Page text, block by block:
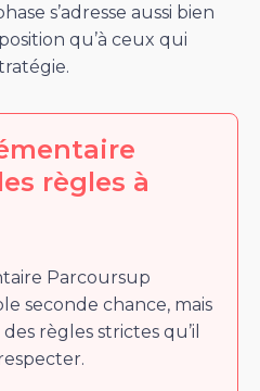
s’adresse aussi bien
qu’à ceux qui
règles à
Parcoursup
seconde chance, mais
règles strictes qu’il